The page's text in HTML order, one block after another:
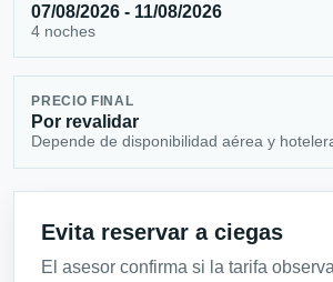
07/08/2026 - 11/08/2026
4 noches
PRECIO FINAL
Por revalidar
Depende de disponibilidad aérea y
Evita reservar a ciegas
El asesor confirma si la tarifa